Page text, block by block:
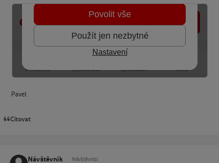
Pavel
Citovat
Návštěvník Návštěvníci